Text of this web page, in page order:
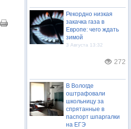
Рекордно низкая
закачка газа в
Европе: чего ждать
зимой
3 Августа 13:32
272
В Вологде
оштрафовали
школьницу за
спрятанные в
паспорт шпаргалки
на ЕГЭ